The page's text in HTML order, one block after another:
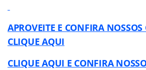
APROVEITE E CONFIRA
CLIQUE AQUI
CLIQUE AQUI E CONFIRA